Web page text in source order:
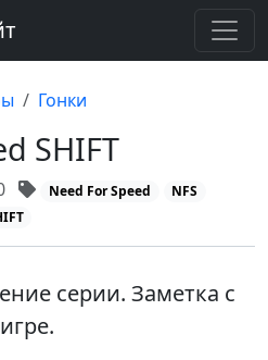
Гонки
SHIFT
Need For Speed
NFS
серии. Заметка с